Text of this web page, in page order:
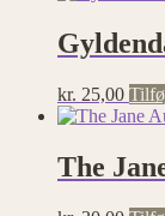
kr. 25,00
The